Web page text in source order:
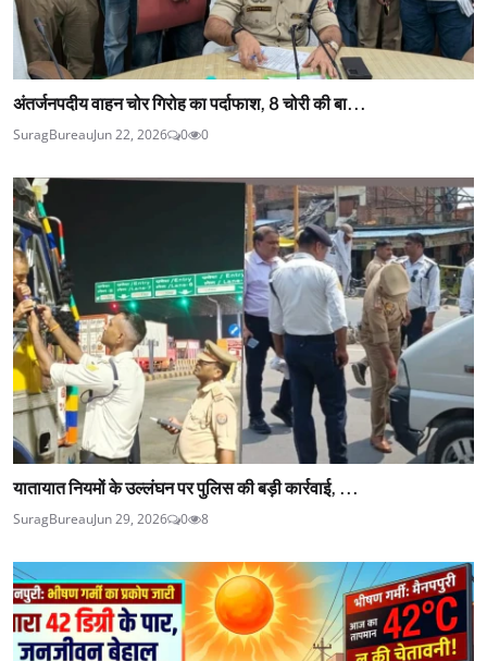
अंतर्जनपदीय वाहन चोर गिरोह का पर्दाफाश, 8 चोरी की बा...
SuragBureauJun 22, 2026 0 0
यातायात नियमों के उल्लंघन पर पुलिस की बड़ी कार्रवाई, ...
SuragBureauJun 29, 2026 0 8